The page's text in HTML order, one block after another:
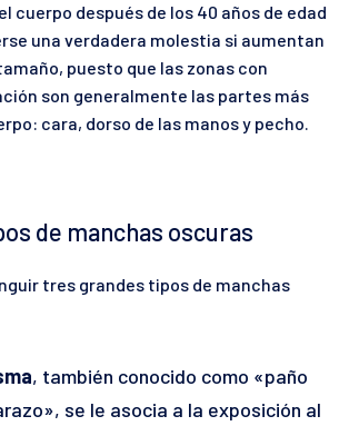
cuerpo después de los 40 años de edad
una verdadera molestia si aumentan
puesto que las zonas con
son generalmente las partes más
cara, dorso de las manos y pecho.
de manchas oscuras
tres grandes tipos de manchas
, también conocido como «paño
se le asocia a la exposición al